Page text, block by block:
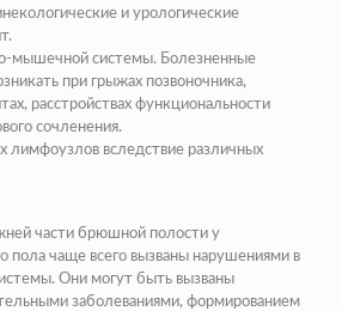
и урологические
мышечной системы. Болезненные
при грыжах позвоночника,
расстройствах функциональности
сочленения.
лимфоузлов вследствие различных
части брюшной полости у
пола чаще всего вызваны нарушениями в
Они могут быть вызваны
заболеваниями, формированием